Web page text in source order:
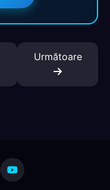
Următoare